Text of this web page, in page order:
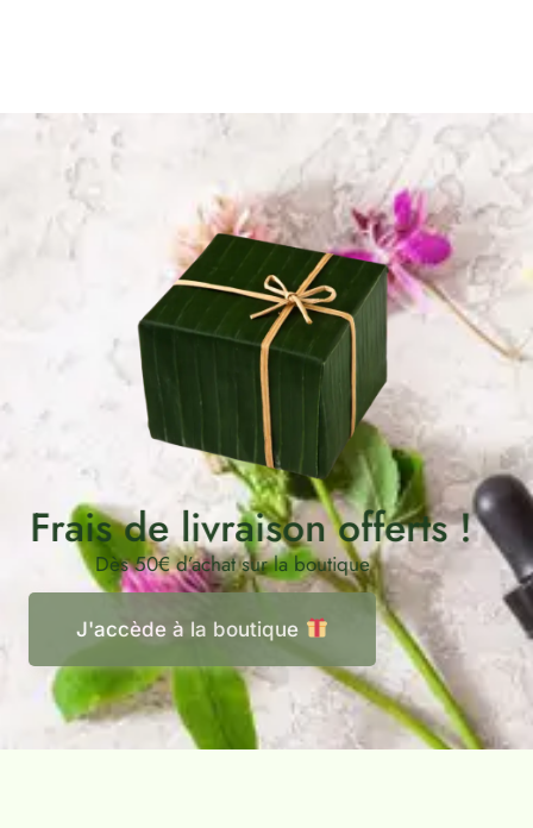
Frais de livraison offerts !
Dès 50€ d’achat sur la boutique
J'accède à la boutique